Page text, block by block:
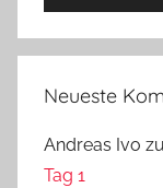
Neueste
Andreas Ivo zu
Tag 1